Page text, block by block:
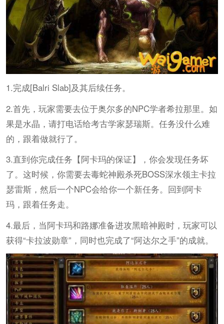
1.完成[Balri Slab]及其后续任务。
2.首先，玩家需要去位于奥尔多的NPC学者希拉那里。如
果是水晶，请打电话给考古学家瑟瑞斯。任务没什么难
的，跟着做就行了。
3.直到你完成任务【阿卡玛的保证】，你会发现任务坏
了。这时候，你需要去毒蛇神殿杀死BOSS深水领主卡拉
瑟雷斯，然后一个NPC会给你一个新任务。回到阿卡
玛，跟着任务走。
4.最后，当阿卡玛和路娜准备进攻黑暗神殿时，玩家可以
获得“卡拉波勋章”，同时也完成了“阿达尔之手”的成就。